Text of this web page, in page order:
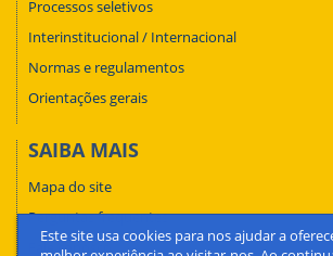
Este site usa cookies para nos ajudar a
Processos seletivos
Interinstitucional / Internacional
Normas e regulamentos
Orientações gerais
SAIBA MAIS
Mapa do site
Perguntas frequentes
Fale conosco